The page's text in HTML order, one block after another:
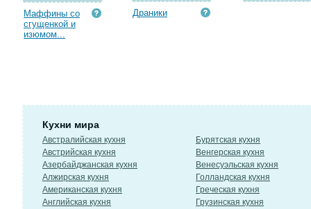
Маффины со
сгущенкой и
изюмом...
Драники
Кухни мира
Австралийская кухня
Австрийская кухня
Азербайджанская кухня
Алжирская кухня
Американская кухня
Английская кухня
Бурятская кухня
Венгерская кухня
Венесуэльская кухня
Голландская кухня
Греческая кухня
Грузинская кухня